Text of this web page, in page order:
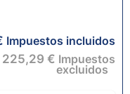
Impuestos incluidos
225,29 € Impuestos
excluidos